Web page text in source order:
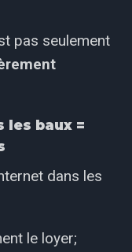
pas seulement
les baux =
dans les
le loyer;